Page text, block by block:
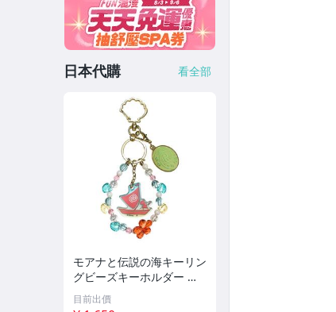
日本代購 看全部
モアナと伝説の海キーリン
グビーズキーホルダー 実
写ディズニー
目前出價